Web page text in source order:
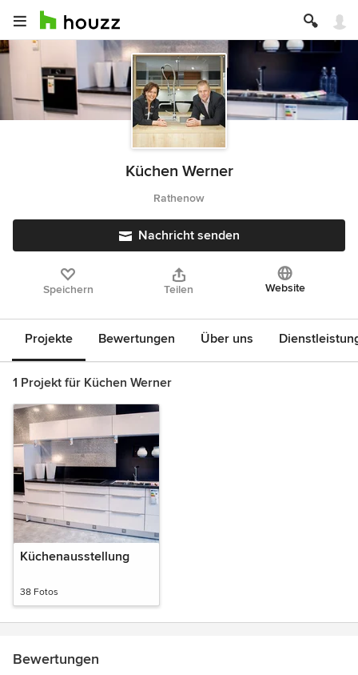
Küchen Werner
Rathenow
Nachricht senden
Speichern Teilen Website
Projekte Bewertungen Über uns
1 Projekt für Küchen Werner
Küchenausstellung
38 Fotos
Bewertungen